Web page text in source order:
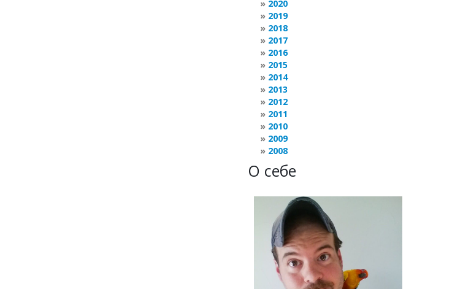
2020
2019
2018
2017
2016
2015
2014
2013
2012
2011
2010
2009
2008
О себе